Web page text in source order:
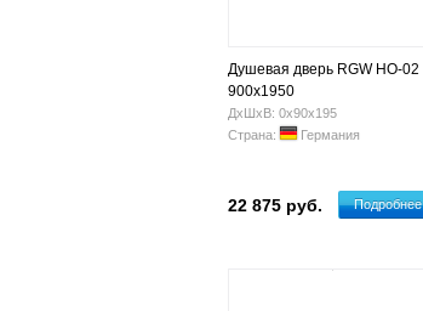
Душевая дверь RGW HO-02
900x1950
ДхШхВ: 0х90х195
Страна:
Германия
22 875 руб. Подробнее